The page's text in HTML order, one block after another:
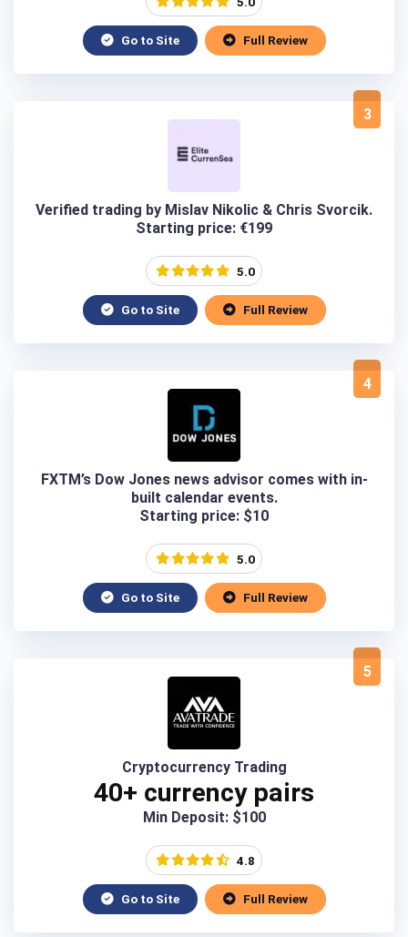
Go to Site Full Review
3
Verified trading by Mislav Nikolic & Chris Svorcik.
Starting price: €199
5.0
Go to Site Full Review
4
FXTM’s Dow Jones news advisor comes with in-
built calendar events.
Starting price: $10
5.0
Go to Site Full Review
5
Cryptocurrency Trading
40+ currency pairs
Min Deposit: $100
4.8
Go to Site Full Review